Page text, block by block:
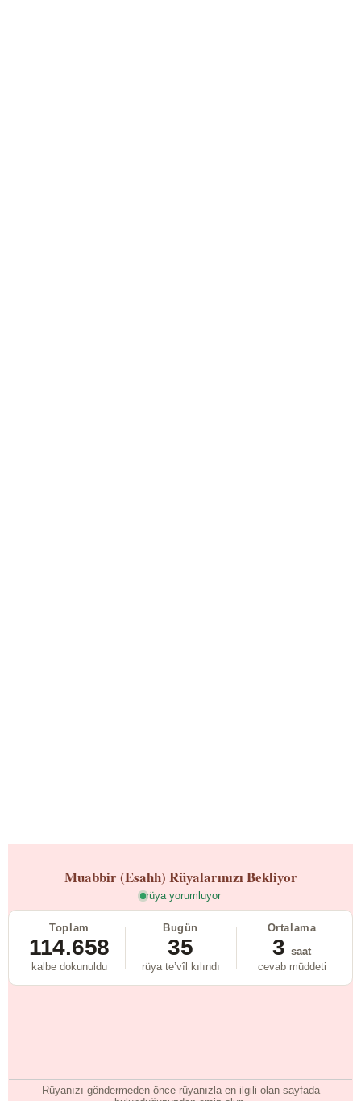
Muabbir (Esahh) Rüyalarınızı Bekliyor
rüya yorumluyor
Toplam
114.658
kalbe dokunuldu
Bugün
35
rüya te’vîl kılındı
Ortalama
3 saat
cevab müddeti
Rüyanızı göndermeden önce rüyanızla en ilgili olan sayfada